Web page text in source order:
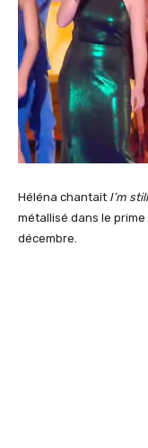
Héléna chantait I’m
métallisé dans le prime
décembre.